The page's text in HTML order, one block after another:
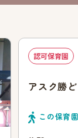
認可保育園
アスク勝
この保育